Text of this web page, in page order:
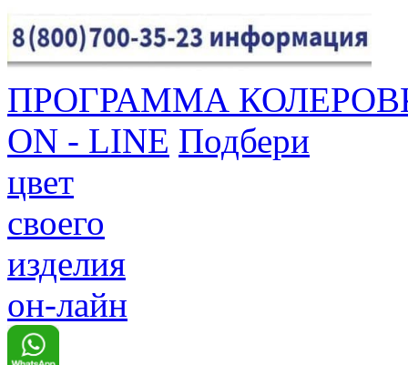
ПРОГРАММА
ON - LINE Подбери
цвет
своего
изделия
он-лайн